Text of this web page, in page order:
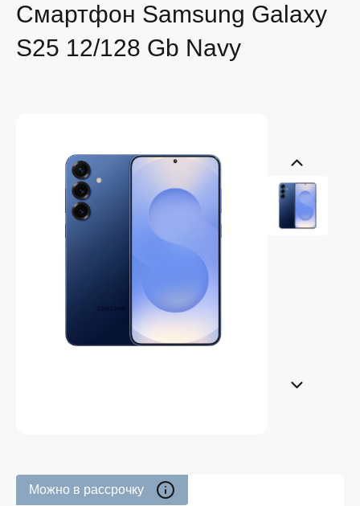
Смартфон Samsung Galaxy
S25 12/128 Gb Navy
Можно в рассрочку